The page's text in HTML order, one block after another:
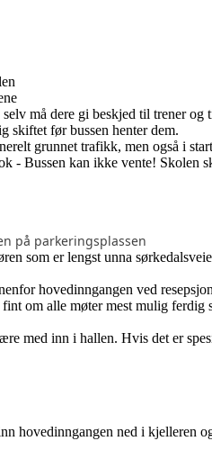
må dere gi beskjed til trener og
skiftet før bussen henter dem.
grunnet trafikk, men også i
- Bussen kan ikke vente! Skolen
på parkeringsplassen
som er lengst unna
hovedinngangen ved
om alle møter mest mulig ferdig
med inn i hallen. Hvis det er
hovedinngangen ned i kjelleren